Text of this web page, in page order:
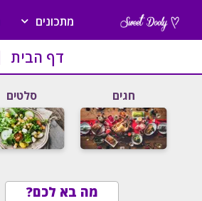
מתכונים
דף הבית
חגים סלטים
מה בא לכם?